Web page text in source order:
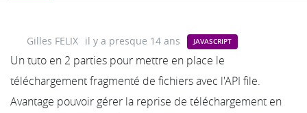
Gilles FELIX il y a presque 14 ans JAVASCRIPT
Un tuto en 2 parties pour mettre en place le
téléchargement fragmenté de fichiers avec l'API file.
Avantage pouvoir gérer la reprise de téléchargement en